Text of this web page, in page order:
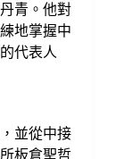
青。他對
地掌握中
代表人
並從中接
板倉聖哲